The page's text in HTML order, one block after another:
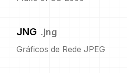
JNG .jng
Gráficos de Rede JPEG